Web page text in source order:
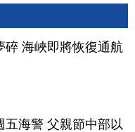
碎 海峽即將恢復通航
五海警 父親節中部以